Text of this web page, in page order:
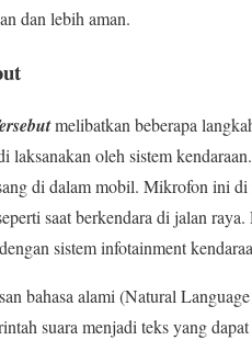
dan lebih aman.
melibatkan beberapa
laksanakan oleh sistem
di dalam mobil. Mikrofon ini
saat berkendara di jalan
sistem infotainment
bahasa alami (Natural
suara menjadi teks yang